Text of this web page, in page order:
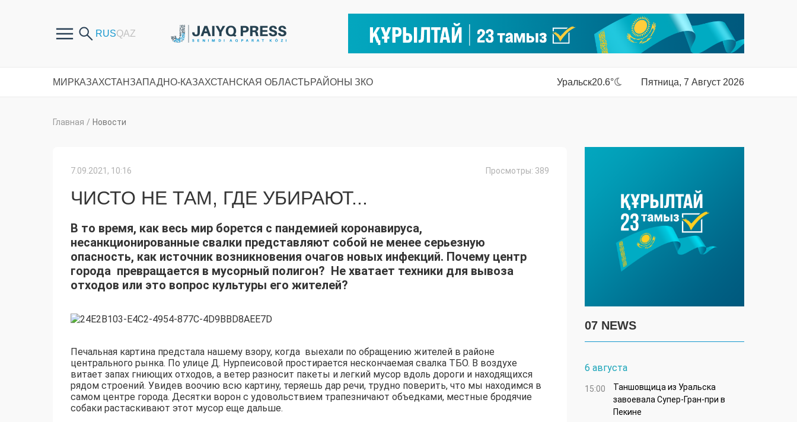
МИРКАЗАХСТАНЗАПАДНО-КАЗАХСТАНСКАЯ ОБЛАСТЬРАЙОНЫ ЗКО Уральск20.6° Пятница, 7 Август 2026
Главная / Новости
7.09.2021, 10:16 Просмотры: 389
ЧИСТО НЕ ТАМ, ГДЕ УБИРАЮТ...
В то время, как весь мир борется с пандемией коронавируса,
несанкционированные свалки представляют собой не менее серьезную
опасность, как источник возникновения очагов новых инфекций. Почему центр
города превращается в мусорный полигон? Не хватает техники для вывоза
отходов или это вопрос культуры его жителей?
Печальная картина предстала нашему взору, когда выехали по обращению жителей в районе
центрального рынка. По улице Д. Нурпеисовой простирается нескончаемая свалка ТБО. В воздухе
витает запах гниющих отходов, а ветер разносит пакеты и легкий мусор вдоль дороги и находящихся
рядом строений. Увидев воочию всю картину, теряешь дар речи, трудно поверить, что мы находимся в
самом центре города. Десятки ворон с удовольствием трапезничают объедками, местные бродячие
собаки растаскивают этот мусор еще дальше.
07 NEWS
6 августа
15:00
Таншовщица из Уральска
завоевала Супер-Гран-при в
Пекине